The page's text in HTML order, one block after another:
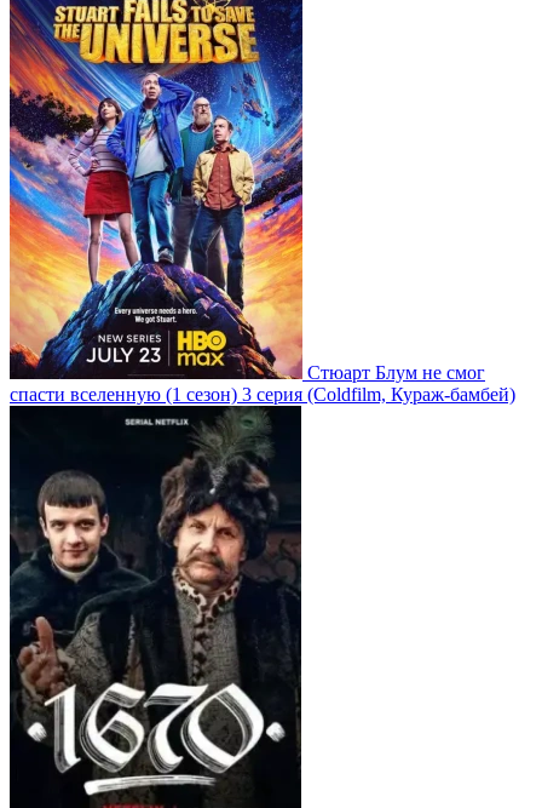
Стюарт Блум не смог
спасти вселенную (1 сезон) 3 серия (Coldfilm, Кураж-бамбей)